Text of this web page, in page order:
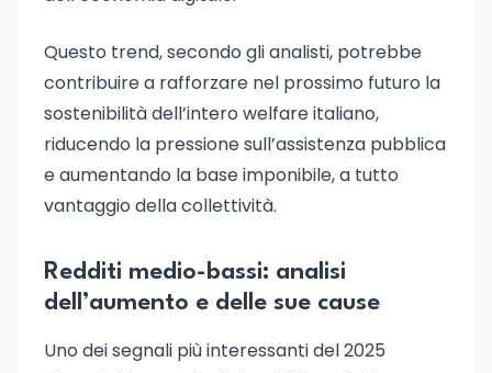
Questo trend, secondo gli analisti, potrebbe
contribuire a rafforzare nel prossimo futuro la
sostenibilità dell’intero welfare italiano,
riducendo la pressione sull’assistenza pubblica
e aumentando la base imponibile, a tutto
vantaggio della collettività.
Redditi medio-bassi: analisi
dell’aumento e delle sue cause
Uno dei segnali più interessanti del 2025